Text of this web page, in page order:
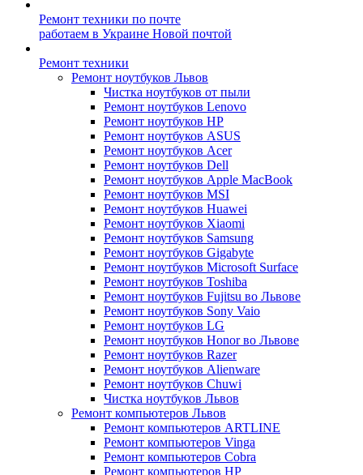
Ремонт техники по почте
работаем в Украине Новой почтой
Ремонт техники
Ремонт ноутбуков Львов
Чистка ноутбуков от пыли
Ремонт ноутбуков Lenovo
Ремонт ноутбуков HP
Ремонт ноутбуков ASUS
Ремонт ноутбуков Acer
Ремонт ноутбуков Dell
Ремонт ноутбуков Apple MacBook
Ремонт ноутбуков MSI
Ремонт ноутбуков Huawei
Ремонт ноутбуков Xiaomi
Ремонт ноутбуков Samsung
Ремонт ноутбуков Gigabyte
Ремонт ноутбуков Microsoft Surface
Ремонт ноутбуков Toshiba
Ремонт ноутбуков Fujitsu во Львове
Ремонт ноутбуков Sony Vaio
Ремонт ноутбуков LG
Ремонт ноутбуков Honor во Львове
Ремонт ноутбуков Razer
Ремонт ноутбуков Alienware
Ремонт ноутбуков Chuwi
Чистка ноутбуков Львов
Ремонт компьютеров Львов
Ремонт компьютеров ARTLINE
Ремонт компьютеров Vinga
Ремонт компьютеров Cobra
Ремонт компьютеров HP